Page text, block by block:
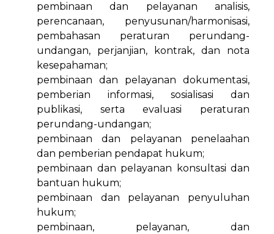
pembinaan dan pelayanan analisis,
perencanaan, penyusunan/harmonisasi,
pembahasan peraturan perundang-
undangan, perjanjian, kontrak, dan nota
kesepahaman;
pembinaan dan pelayanan dokumentasi,
pemberian informasi, sosialisasi dan
publikasi, serta evaluasi peraturan
perundang-undangan;
pembinaan dan pelayanan penelaahan
dan pemberian pendapat hukum;
pembinaan dan pelayanan konsultasi dan
bantuan hukum;
pembinaan dan pelayanan penyuluhan
hukum;
pembinaan, pelayanan, dan